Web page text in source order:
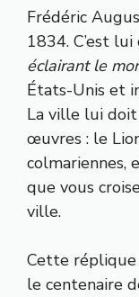
Frédéric
1834. C’est
éclairant le
États-Unis et
La ville lui doit
œuvres : le
colmariennes,
que vous
ville.
Cette réplique
le centenaire